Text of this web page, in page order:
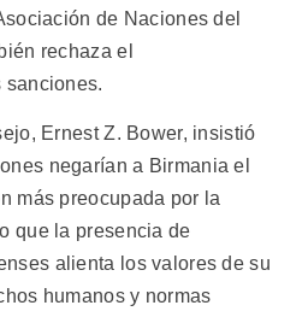
de Naciones del
rechaza el
sanciones.
Ernest Z. Bower, insistió
negarían a Birmania el
más preocupada por la
que la presencia de
alienta los valores de su
humanos y normas